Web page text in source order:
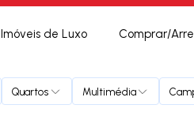
Imóveis de Luxo Comprar/
Quartos Multimédia